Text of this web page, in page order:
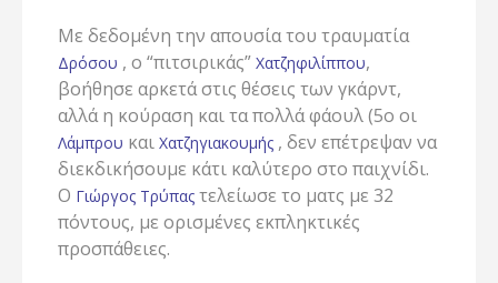
Με δεδομένη την απουσία του τραυματία
Δρόσου , ο “πιτσιρικάς” Χατζηφιλίππου,
βοήθησε αρκετά στις θέσεις των γκάρντ,
αλλά η κούραση και τα πολλά φάουλ (5ο οι
Λάμπρου και Χατζηγιακουμής, δεν επέτρεψαν να
διεκδικήσουμε κάτι καλύτερο στο παιχνίδι.
Ο Γιώργος Τρύπαςτελείωσε το ματς με 32
πόντους, με ορισμένες εκπληκτικές
προσπάθειες.